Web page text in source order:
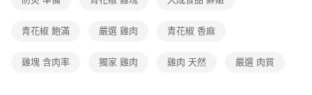
青花椒 飽滿 嚴選 雞肉 青花椒 香麻
雞塊 含肉率 獨家 雞肉 雞肉 天然 嚴選 肉質